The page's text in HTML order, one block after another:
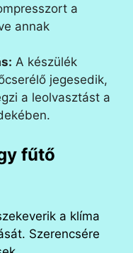
a
annak
A készülék
jegesedik,
a leolvasztást a
fűtő
a klíma
Szerencsére